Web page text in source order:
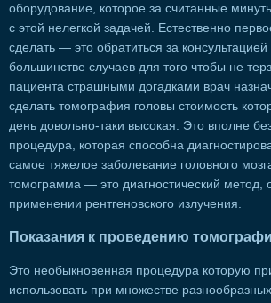
оборудование, которое за считанные
с этой нелегкой задачей. Естественно
сделать — это обратиться за
большинстве случаев для того чтобы не
пациента страшными догадками врач
сделать томография головы стоимость
день довольно-таки высокая. Это вполне
процедура, которая способна
самое тяжелое заболевание головного
томограмма — это диагностический метод,
применении рентгеновского излучения.
Показания к проведению
Это необыкновенная процедура которую
использовать при множестве